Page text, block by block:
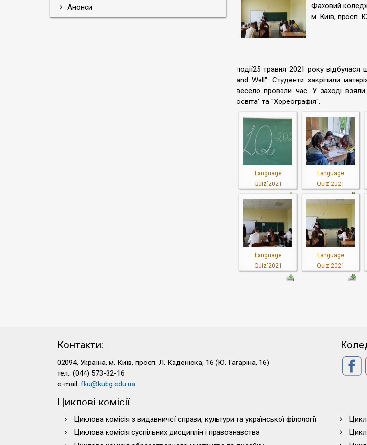
Анонси
Фаховий
м. Київ, просп.
події25 травня 2021 року
and Well". Студенти закріпили
весело провели час. У заході
освіта" та "Хореографія".
Language
Quiz'2021
Language
Quiz'2021
Language
Quiz'2021
Language
Quiz'2021
Контакти:
02094, Україна, м. Київ, просп. Л. Каденюка, 16 (Ю. Гагаріна, 16)
тел.: (044) 573-32-16
e-mail: fku@kubg.edu.ua
Циклові комісії:
Циклова комісія з видавничої справи, культури та української філології
Циклова комісія суспільних дисциплін і правознавства